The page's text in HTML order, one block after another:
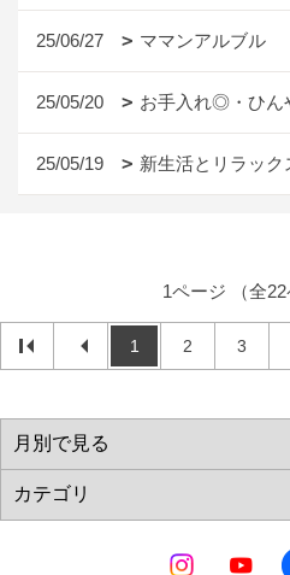
25/06/27 ママンアルブル
25/05/20 お手入れ◎・ひん
25/05/19 新生活とリラック
1ページ （全22
1 2 3